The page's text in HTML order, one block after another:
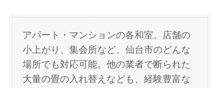
アパート・マンションの各和室、店舗の
小上がり、集会所など、仙台市のどんな
場所でも対応可能。他の業者で断られた
大量の畳の入れ替えなども、経験豊富な